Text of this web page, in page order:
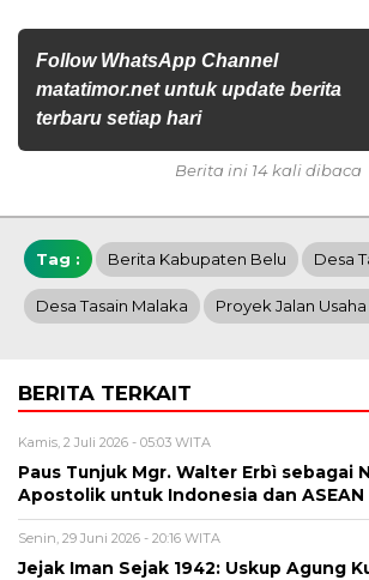
Follow WhatsApp Channel
matatimor.net untuk update berita
terbaru setiap hari
Berita ini 14 kali dibaca
Tag : Berita Kabupaten Belu Desa
Desa Tasain Malaka Proyek Jalan Usaha
BERITA TERKAIT
Kamis, 2 Juli 2026 - 05:03 WITA
Paus Tunjuk Mgr. Walter Erbì sebagai
Apostolik untuk Indonesia dan ASEAN
Senin, 29 Juni 2026 - 20:16 WITA
Jejak Iman Sejak 1942: Uskup Agung